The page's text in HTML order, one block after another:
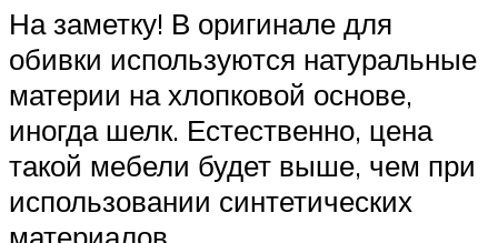
На заметку! В оригинале для
обивки используются натуральные
материи на хлопковой основе,
иногда шелк. Естественно, цена
такой мебели будет выше, чем при
использовании синтетических